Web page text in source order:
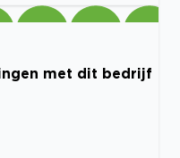
met dit bedrijf